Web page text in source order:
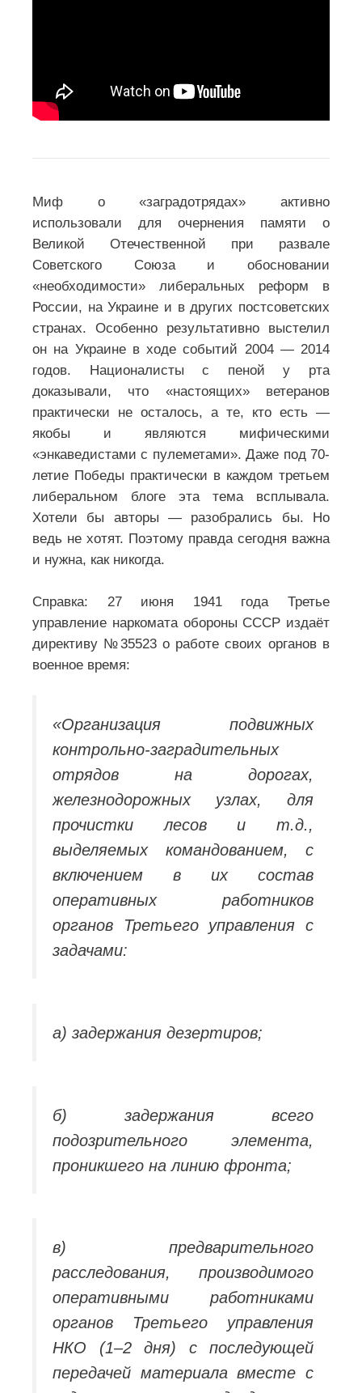
Миф о «заградотрядах» активно
использовали для очернения памяти о
Великой Отечественной при развале
Советского Союза и обосновании
«необходимости» либеральных реформ в
России, на Украине и в других постсоветских
странах. Особенно результативно выстелил
он на Украине в ходе событий 2004 — 2014
годов. Националисты с пеной у рта
доказывали, что «настоящих» ветеранов
практически не осталось, а те, кто есть —
якобы и являются мифическими
«энкаведистами с пулеметами». Даже под 70-
летие Победы практически в каждом третьем
либеральном блоге эта тема всплывала.
Хотели бы авторы — разобрались бы. Но
ведь не хотят. Поэтому правда сегодня важна
и нужна, как никогда.
Справка: 27 июня 1941 года Третье
управление наркомата обороны СССР издаёт
директиву №35523 о работе своих органов в
военное время:
«Организация подвижных
контрольно-заградительных
отрядов на дорогах,
железнодорожных узлах, для
прочистки лесов и т.д.,
выделяемых командованием, с
включением в их состав
оперативных работников
органов Третьего управления с
задачами:
а) задержания дезертиров;
б) задержания всего
подозрительного элемента,
проникшего на линию фронта;
в) предварительного
расследования, производимого
оперативными работниками
органов Третьего управления
НКО (1–2 дня) с последующей
передачей материала вместе с